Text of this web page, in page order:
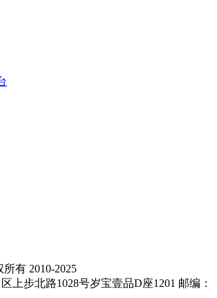
有 2010-2025
上步北路1028号岁宝壹品D座1201 邮编：